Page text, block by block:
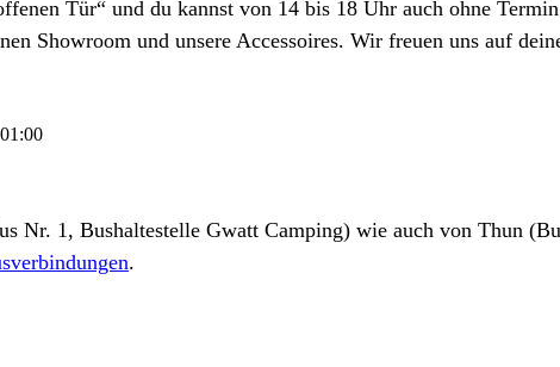
Tür“ und du kannst von 14 bis 18 Uhr auch ohne
Showroom und unsere Accessoires. Wir freuen uns auf
Nr. 1, Bushaltestelle Gwatt Camping) wie auch von Thun
.